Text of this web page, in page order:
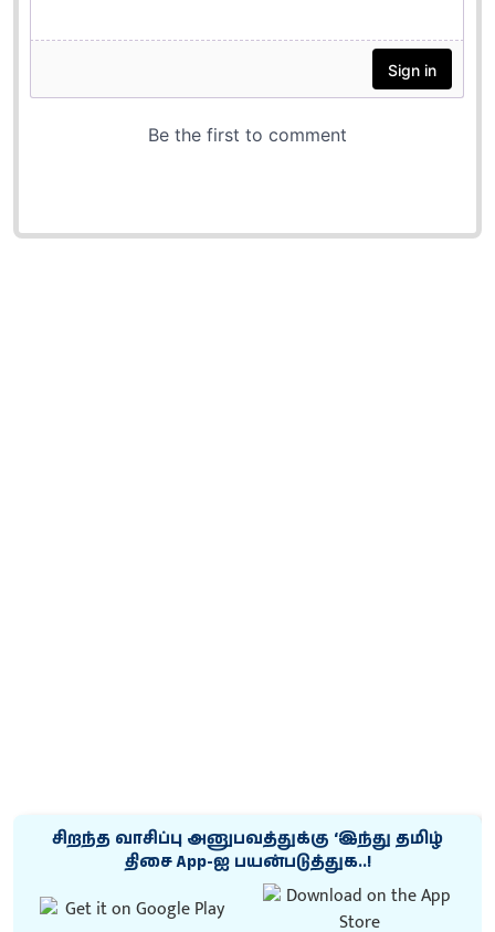
சிறந்த வாசிப்பு அனுபவத்துக்கு ‘இந்து தமிழ்
திசை App-ஐ பயன்படுத்துக..!